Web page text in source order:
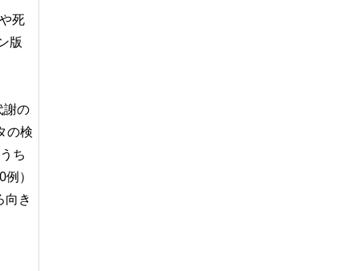
死
版
の
の検
ち
）
き